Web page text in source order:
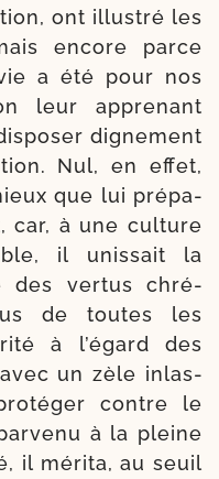
ont illus­tré les
encore parce
a été pour nos
leur appre­nant
digne­ment
Nul, en effet,
que lui pré­pa­
car, à une culture
il unis­sait la
des ver­tus chré­
de toutes les
à l’égard des
un zèle inlas­
contre le
à la pleine
il méri­ta, au seuil